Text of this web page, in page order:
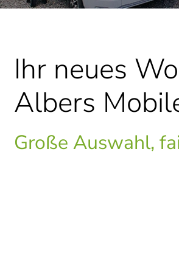
Ihr neues
Albers
Große Auswahl,